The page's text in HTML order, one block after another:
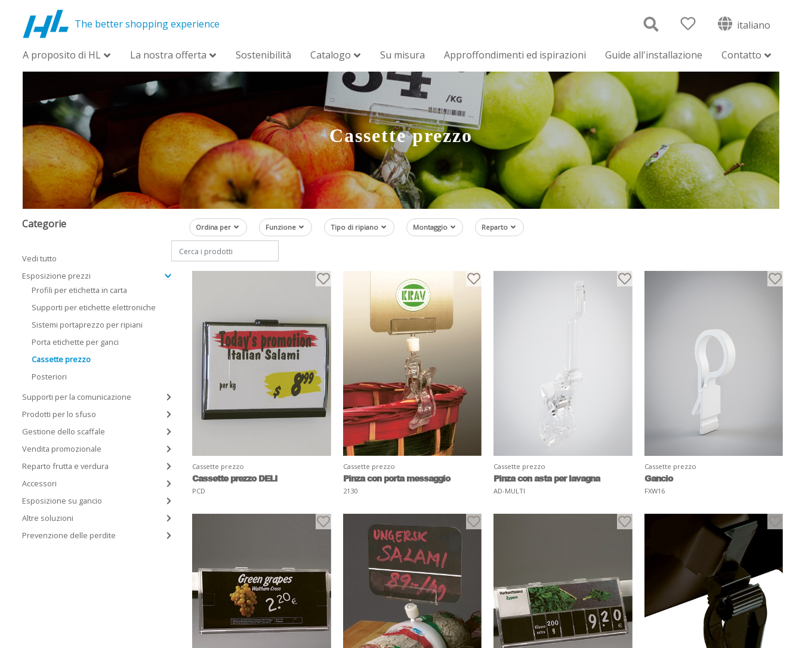
The better shopping experience italiano
A proposito di HL La nostra offerta Sostenibilità Catalogo Su misura Approffondimenti ed ispirazioni Guide all'installazione Contatto
Cassette prezzo
Categorie
Vedi tutto
Esposizione prezzi
Profili per etichetta in carta
Supporti per etichette elettroniche
Sistemi portaprezzo per ripiani
Porta etichette per ganci
Cassette prezzo
Posteriori
Supporti per la comunicazione
Prodotti per lo sfuso
Gestione dello scaffale
Vendita promozionale
Reparto frutta e verdura
Accessori
Esposizione su gancio
Altre soluzioni
Prevenzione delle perdite
Ordina per Funzione Tipo di ripiano Montaggio Reparto
Cassette prezzo
Cassette prezzo DELI
PCD
Cassette prezzo
Pinza con porta messaggio
2130
Cassette prezzo
Pinza con asta per lavagna
AD-MULTI
Cassette prezzo
Gancio
FXW16